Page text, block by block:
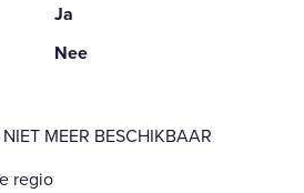
Ja
Nee
MEER BESCHIKBAAR
regio